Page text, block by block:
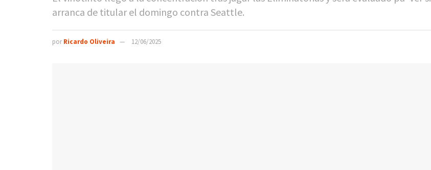
arranca de titular el domingo contra Seattle.
por Ricardo Oliveira 12/06/2025